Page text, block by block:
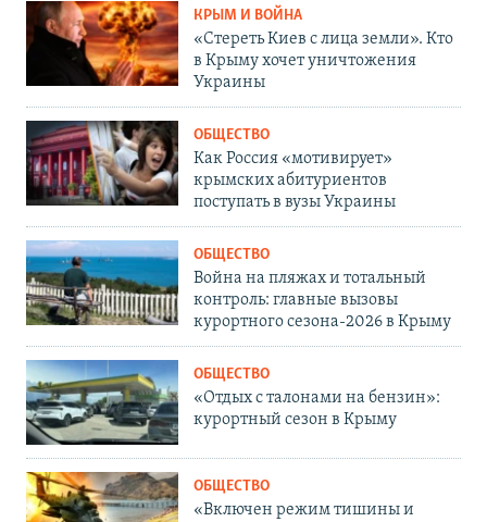
КРЫМ И ВОЙНА
«Стереть Киев с лица земли». Кто
в Крыму хочет уничтожения
Украины
ОБЩЕСТВО
Как Россия «мотивирует»
крымских абитуриентов
поступать в вузы Украины
ОБЩЕСТВО
Война на пляжах и тотальный
контроль: главные вызовы
курортного сезона-2026 в Крыму
ОБЩЕСТВО
«Отдых с талонами на бензин»:
курортный сезон в Крыму
ОБЩЕСТВО
«Включен режим тишины и